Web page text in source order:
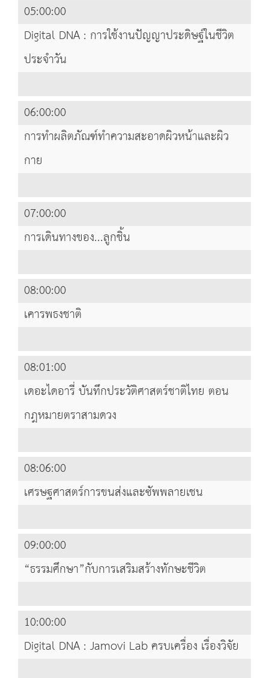
05:00:00
Digital DNA : การใช้งานปัญญาประดิษฐ์ในชีวิต
ประจำวัน
06:00:00
การทำผลิตภัณฑ์ทำความสะอาดผิวหน้าและผิว
กาย
07:00:00
การเดินทางของ...ลูกชิ้น
08:00:00
เคารพธงชาติ
08:01:00
เดอะไดอารี่ บันทึกประวัติศาสตร์ชาติไทย ตอน
กฎหมายตราสามดวง
08:06:00
เศรษฐศาสตร์การขนส่งและซัพพลายเชน
09:00:00
“ธรรมศึกษา”กับการเสริมสร้างทักษะชีวิต
10:00:00
Digital DNA : Jamovi Lab ครบเครื่อง เรื่องวิจัย